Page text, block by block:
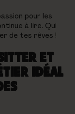
pour les
à lire. Qui
de tes rêves !
ET
IDÉAL